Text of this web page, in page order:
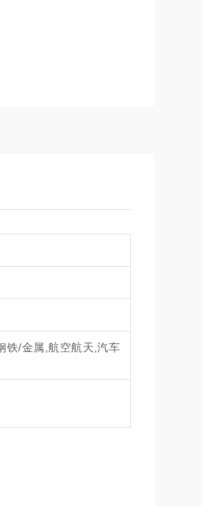
铁/金属,航空航天,汽车